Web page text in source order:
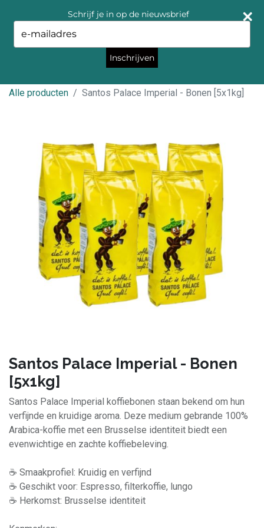
Alle producten Santos Palace Imperial - Bonen [5x1kg]
Santos Palace Imperial - Bonen
[5x1kg]
Santos Palace Imperial koffiebonen staan bekend om hun
verfijnde en kruidige aroma. Deze medium gebrande 100%
Arabica-koffie met een Brusselse identiteit biedt een
evenwichtige en zachte koffiebeleving.
☕ Smaakprofiel: Kruidig en verfijnd
☕ Geschikt voor: Espresso, filterkoffie, lungo
☕ Herkomst: Brusselse identiteit
Schrijf je in op de nieuwsbrief
your
email
Inschrijven